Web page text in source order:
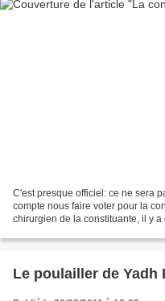
C'est presque officiel: ce ne sera
compte nous faire voter pour la
chirurgien de la constituante, il y
Le poulailler de Yadh